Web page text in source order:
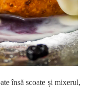
însă scoate și mixerul,